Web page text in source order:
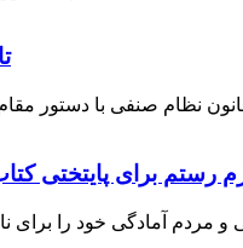
رستم برای پایتختی